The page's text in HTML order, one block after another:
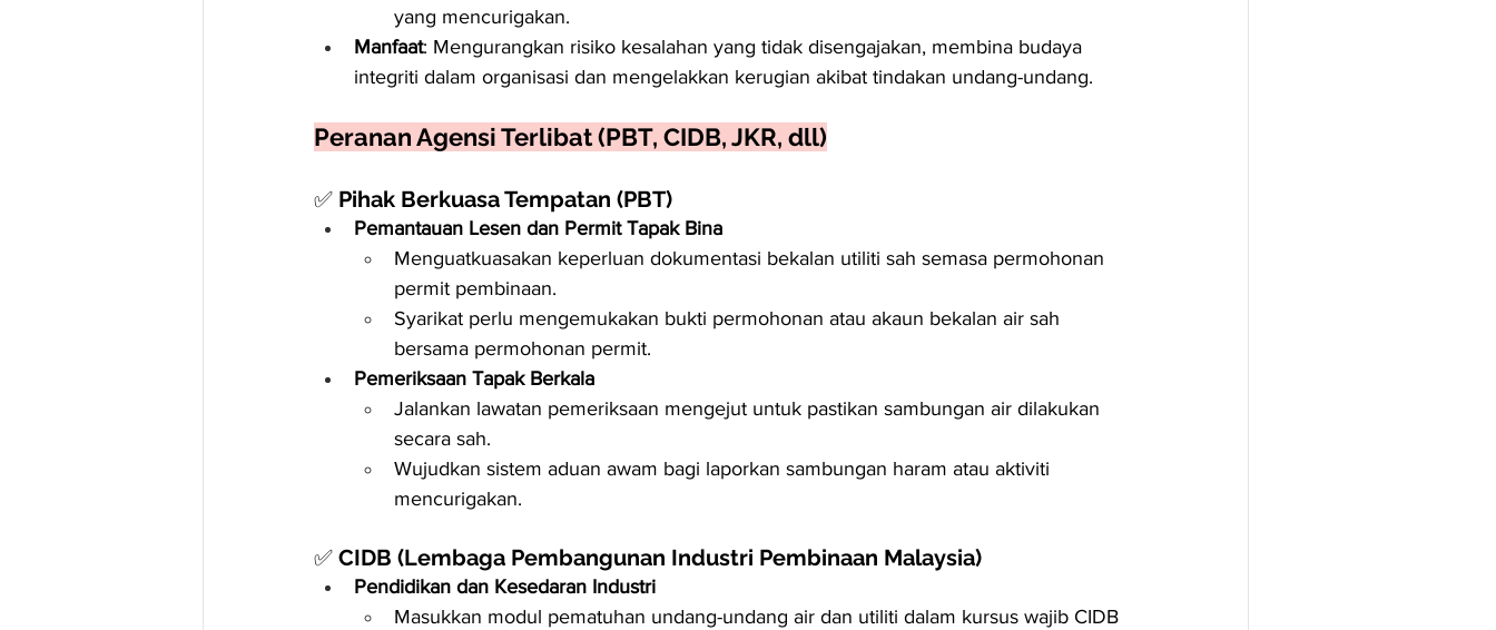
yang mencurigakan.
Manfaat: Mengurangkan risiko kesalahan yang tidak disengajakan, membina budaya
integriti dalam organisasi dan mengelakkan kerugian akibat tindakan undang-undang.
Peranan Agensi Terlibat (PBT, CIDB, JKR, dll)
✅ Pihak Berkuasa Tempatan (PBT)
Pemantauan Lesen dan Permit Tapak Bina
Menguatkuasakan keperluan dokumentasi bekalan utiliti sah semasa permohonan
permit pembinaan.
Syarikat perlu mengemukakan bukti permohonan atau akaun bekalan air sah
bersama permohonan permit.
Pemeriksaan Tapak Berkala
Jalankan lawatan pemeriksaan mengejut untuk pastikan sambungan air dilakukan
secara sah.
Wujudkan sistem aduan awam bagi laporkan sambungan haram atau aktiviti
mencurigakan.
✅ CIDB (Lembaga Pembangunan Industri Pembinaan Malaysia)
Pendidikan dan Kesedaran Industri
Masukkan modul pematuhan undang-undang air dan utiliti dalam kursus wajib CIDB